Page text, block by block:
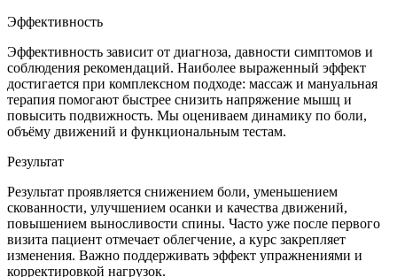
Эффективность
Эффективность зависит от диагноза, давности симптомов и
соблюдения рекомендаций. Наиболее выраженный эффект
достигается при комплексном подходе: массаж и мануальная
терапия помогают быстрее снизить напряжение мышц и
повысить подвижность. Мы оцениваем динамику по боли,
объёму движений и функциональным тестам.
Результат
Результат проявляется снижением боли, уменьшением
скованности, улучшением осанки и качества движений,
повышением выносливости спины. Часто уже после первого
визита пациент отмечает облегчение, а курс закрепляет
изменения. Важно поддерживать эффект упражнениями и
корректировкой нагрузок.